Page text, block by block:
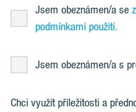
Jsem obeznámen/a se
podmínkami použití.
Jsem obeznámen/a s
Chci využít příležitosti a